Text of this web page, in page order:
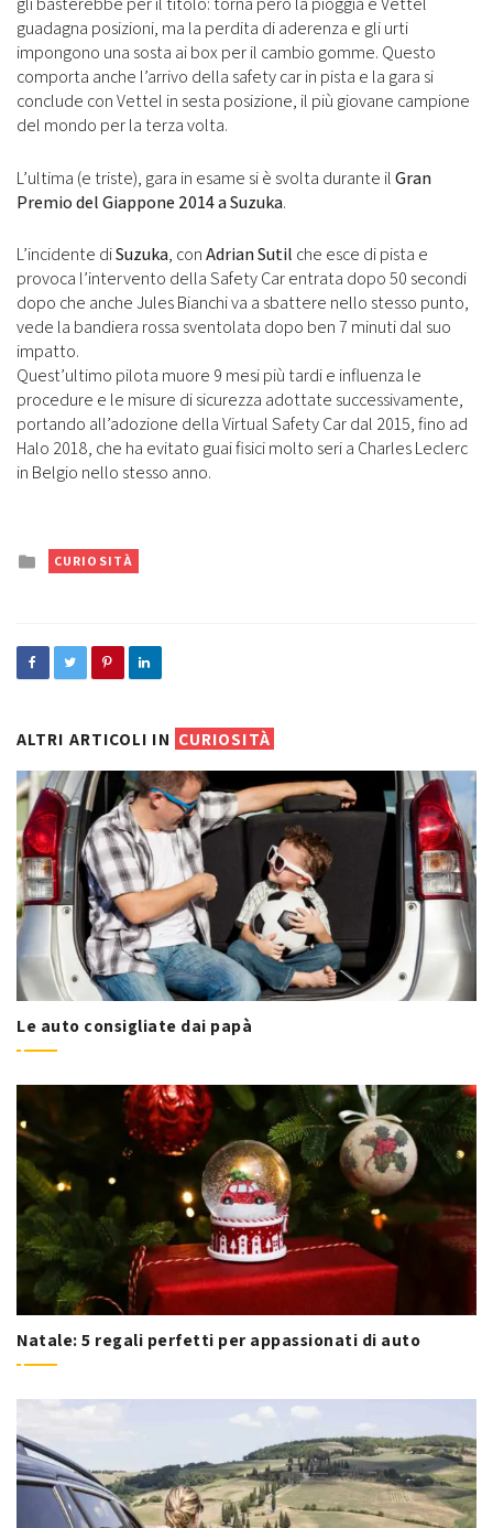
guadagna posizioni, ma la perdita di aderenza e gli urti
impongono una sosta ai box per il cambio gomme. Questo
comporta anche l’arrivo della safety car in pista e la gara si
conclude con Vettel in sesta posizione, il più giovane campione
del mondo per la terza volta.
L’ultima (e triste), gara in esame si è svolta durante ilGran
Premio del Giappone 2014 a Suzuka.
L’incidente diSuzuka, conAdrian Sutil che esce di pista e
provoca l’intervento della Safety Car entrata dopo 50 secondi
dopo che anche Jules Bianchi va a sbattere nello stesso punto,
vede la bandiera rossa sventolata dopo ben 7 minuti dal suo
impatto.
Quest’ultimo pilota muore 9 mesi più tardi e influenza le
procedure e le misure di sicurezza adottate successivamente,
portando all’adozione della Virtual Safety Car dal 2015, fino ad
Halo 2018, che ha evitato guai fisici molto seri a Charles Leclerc
in Belgio nello stesso anno.
Posted
in
CURIOSITÀ
ALTRI ARTICOLI IN CURIOSITÀ
Le auto consigliate dai papà
Natale: 5 regali perfetti per appassionati di auto